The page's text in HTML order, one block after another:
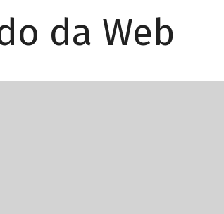
da Web